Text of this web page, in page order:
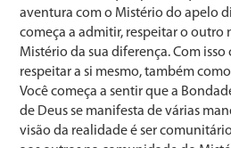
aventura com o Mistério do apelo
começa a admitir, respeitar o outro
Mistério da sua diferença. Com isso
respeitar a si mesmo, também
Você começa a sentir que a
de Deus se manifesta de várias
visão da realidade é ser